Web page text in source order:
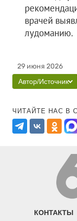
врачей
лудоманию.
29 июня 2026
Автор/Источник
ЧИТАЙТЕ НАС В
КОНТАКТЫ